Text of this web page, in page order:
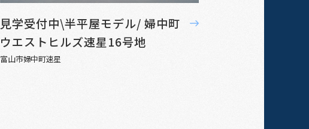
見学受付中\半平屋モデル/ 婦中町
ウエストヒルズ速星16号地
富山市婦中町速星